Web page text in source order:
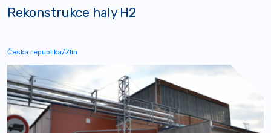
Rekonstrukce haly H2
Česká republika/Zlín